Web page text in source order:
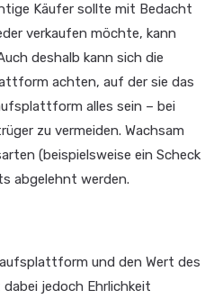
Käufer sollte mit Bedacht
verkaufen möchte, kann
deshalb kann sich die
achten, auf der sie das
alles sein – bei
zu vermeiden. Wachsam
(beispielsweise ein Scheck
abgelehnt werden.
und den Wert des
jedoch Ehrlichkeit